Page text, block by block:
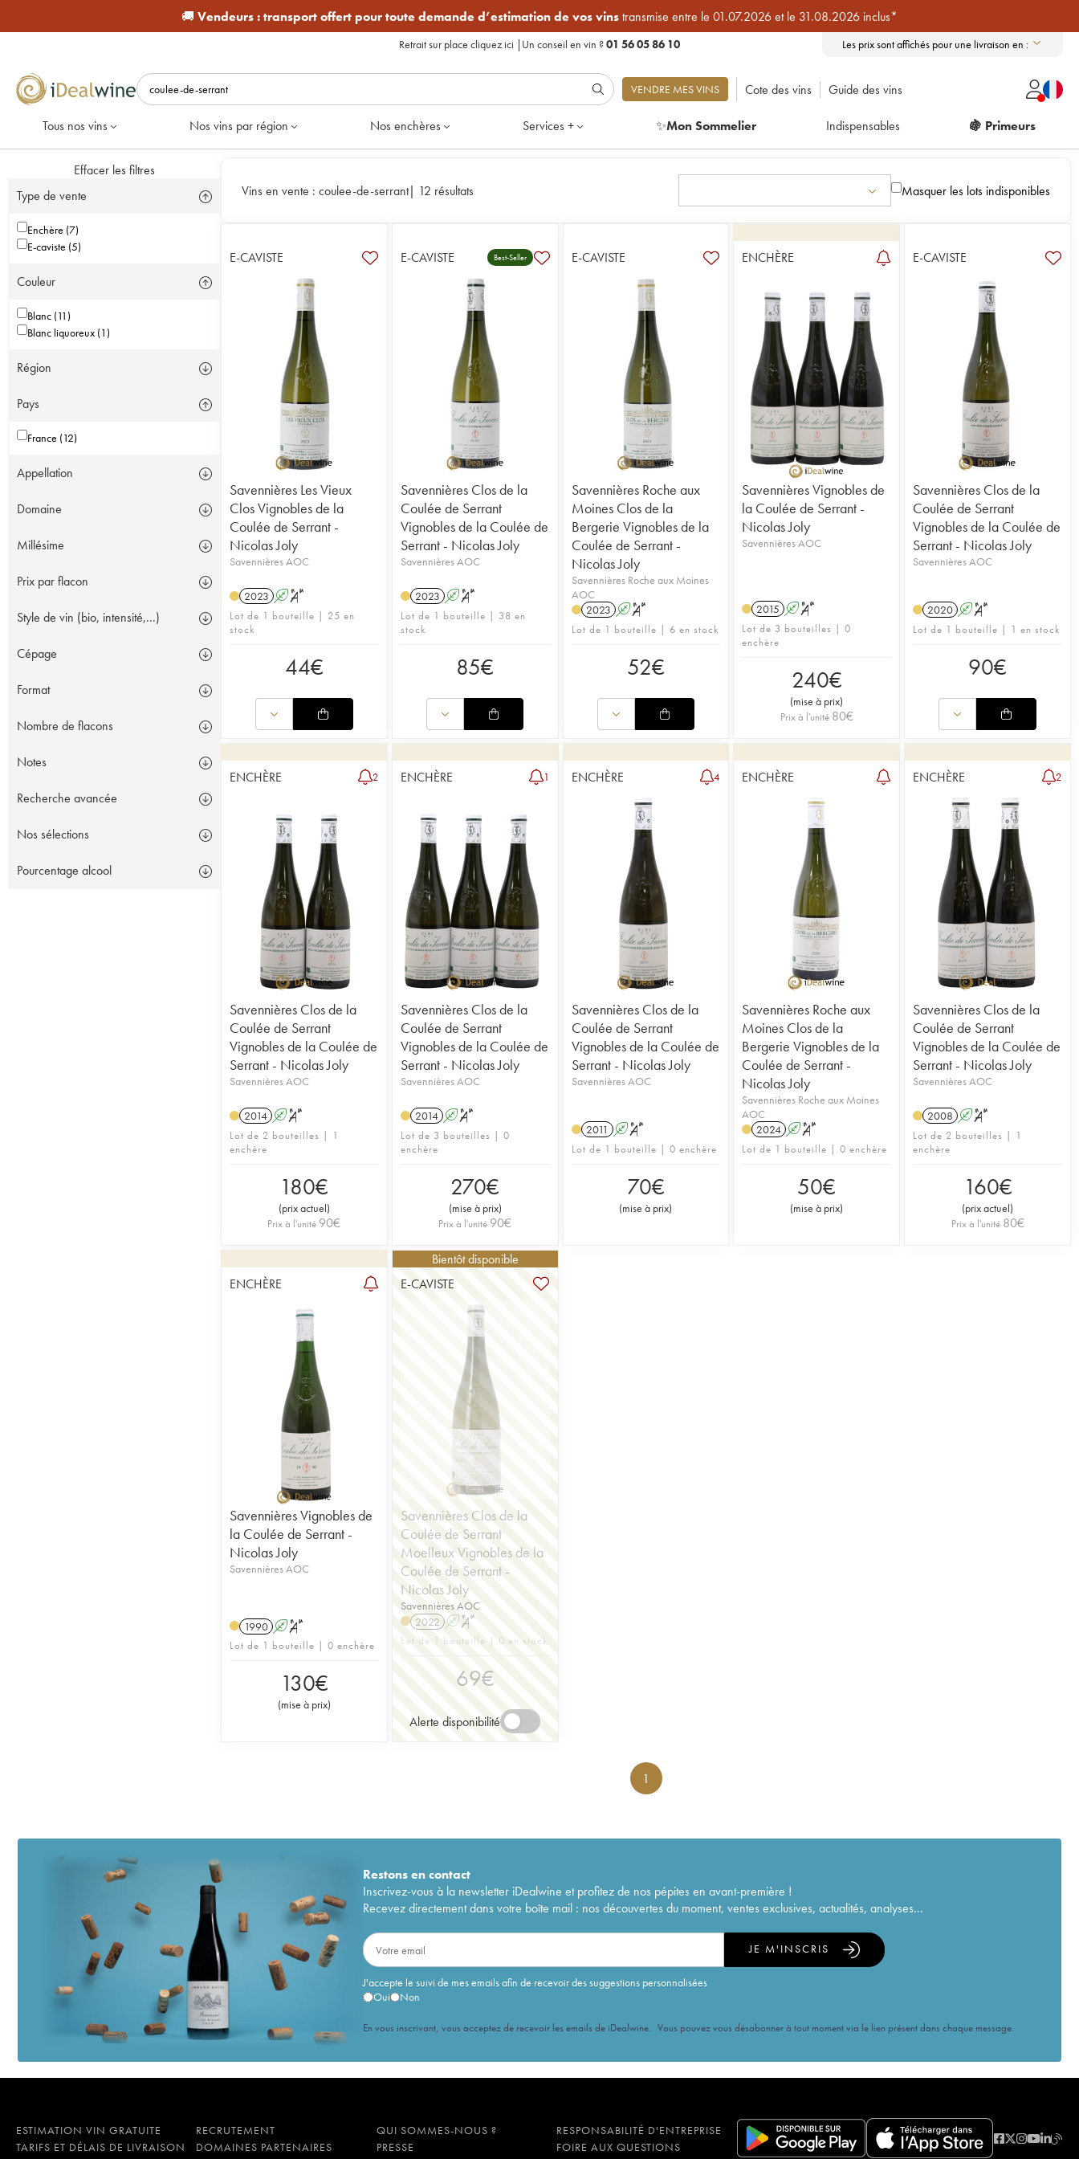
🚚 Vendeurs :transport offert pour toute demande d’estimation de vos vinstransmise entre le 01.07.2026 et le 31.08.2026 inclus*
Retrait sur place cliquez ici | Un conseil en vin ?01 56 05 86 10 Les prix sont affichés pour une livraison en :
VENDRE MES VINS Cote des vins Guide des vins
Tous nos vins Nos vins par région Nos enchères Services + ✨Mon Sommelier Indispensables 🍇 Primeurs
Effacer les filtres
Type de vente
Enchère (7)
E-caviste (5)
Couleur
Blanc (11)
Blanc liquoreux (1)
Région
Pays
France (12)
Appellation
Domaine
Millésime
Prix par flacon
Style de vin (bio, intensité,...)
Cépage
Format
Nombre de flacons
Notes
Recherche avancée
Nos sélections
Pourcentage alcool
Vins en vente : coulee-de-serrant| 12 résultats Masquer les lots indisponibles
E-CAVISTE
Savennières Les Vieux
Clos Vignobles de la
Coulée de Serrant -
Nicolas Joly
Savennières AOC
2023 A S
Lot de 1 bouteille | 25 en
stock
44€
E-CAVISTE Best-Seller
Savennières Clos de la
Coulée de Serrant
Vignobles de la Coulée de
Serrant - Nicolas Joly
Savennières AOC
2023 A S
Lot de 1 bouteille | 38 en
stock
85€
E-CAVISTE
Savennières Roche aux
Moines Clos de la
Bergerie Vignobles de la
Coulée de Serrant -
Nicolas Joly
Savennières Roche aux Moines
AOC
2023 A S
Lot de 1 bouteille | 6 en stock
52€
ENCHÈRE
Savennières Vignobles de
la Coulée de Serrant -
Nicolas Joly
Savennières AOC
2015 A S
Lot de 3 bouteilles | 0
enchère
240€
(mise à prix)
Prix à l'unité 80€
E-CAVISTE
Savennières Clos de la
Coulée de Serrant
Vignobles de la Coulée de
Serrant - Nicolas Joly
Savennières AOC
2020 A S
Lot de 1 bouteille | 1 en stock
90€
ENCHÈRE 2
Savennières Clos de la
Coulée de Serrant
Vignobles de la Coulée de
Serrant - Nicolas Joly
Savennières AOC
2014 A S
Lot de 2 bouteilles | 1
enchère
180€
(prix actuel)
Prix à l'unité 90€
ENCHÈRE 1
Savennières Clos de la
Coulée de Serrant
Vignobles de la Coulée de
Serrant - Nicolas Joly
Savennières AOC
2014 A S
Lot de 3 bouteilles | 0
enchère
270€
(mise à prix)
Prix à l'unité 90€
ENCHÈRE 4
Savennières Clos de la
Coulée de Serrant
Vignobles de la Coulée de
Serrant - Nicolas Joly
Savennières AOC
2011 A S
Lot de 1 bouteille | 0 enchère
70€
(mise à prix)
ENCHÈRE
Savennières Roche aux
Moines Clos de la
Bergerie Vignobles de la
Coulée de Serrant -
Nicolas Joly
Savennières Roche aux Moines
AOC
2024 A S
Lot de 1 bouteille | 0 enchère
50€
(mise à prix)
ENCHÈRE 2
Savennières Clos de la
Coulée de Serrant
Vignobles de la Coulée de
Serrant - Nicolas Joly
Savennières AOC
2008 A S
Lot de 2 bouteilles | 1
enchère
160€
(prix actuel)
Prix à l'unité 80€
ENCHÈRE
Savennières Vignobles de
la Coulée de Serrant -
Nicolas Joly
Savennières AOC
1990 A S
Lot de 1 bouteille | 0 enchère
130€
(mise à prix)
Bientôt disponible
E-CAVISTE
Savennières Clos de la
Coulée de Serrant
Moelleux Vignobles de la
Coulée de Serrant -
Nicolas Joly
Savennières AOC
2022 A S
Lot de 1 bouteille | 0 en stock
69€
Alerte disponibilité
1
Restons encontact
Inscrivez-vous à la newsletter iDealwine et profitez de nos pépites en avant-première !
Recevez directement dans votre boîte mail : nos découvertes du moment, ventes exclusives, actualités, analyses...
J'accepte le suivi de mes emails afin de recevoir des suggestions personnalisées
Oui
Non
JE M'INSCRIS
En vous inscrivant, vous acceptez de recevoir les emails de iDealwine. Vous pouvez vous désabonner à tout moment via le lien présent dans chaque message.
ESTIMATION VIN GRATUITE RECRUTEMENT QUI SOMMES-NOUS ?
RESPONSABILITÉ D'ENTREPRISE
TARIFS ET DÉLAIS DE LIVRAISON
DOMAINES PARTENAIRES PRESSE FOIRE AUX QUESTIONS